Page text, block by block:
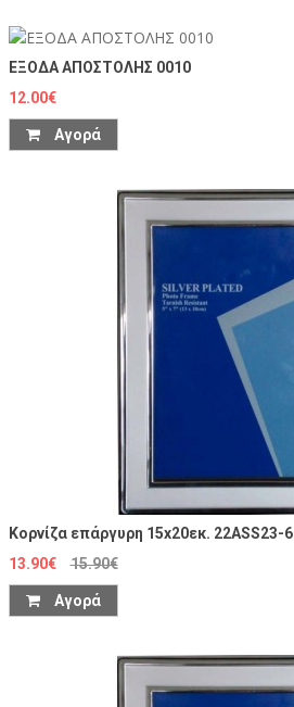
ΕΞΟΔΑ ΑΠΟΣΤΟΛΗΣ 0010
12.00€
Αγορά
Κορνίζα επάργυρη 15x20εκ. 22ASS23-6
13.90€
15.90€
Αγορά